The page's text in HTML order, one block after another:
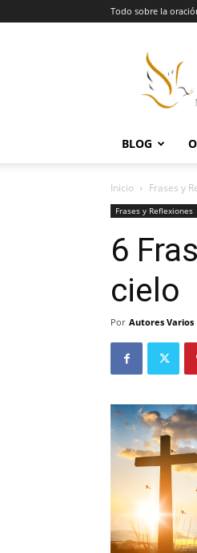
Todo sobre la
BLOG
Inicio Frases y
Frases y Reflexiones
6
cielo
Por Autores Varios